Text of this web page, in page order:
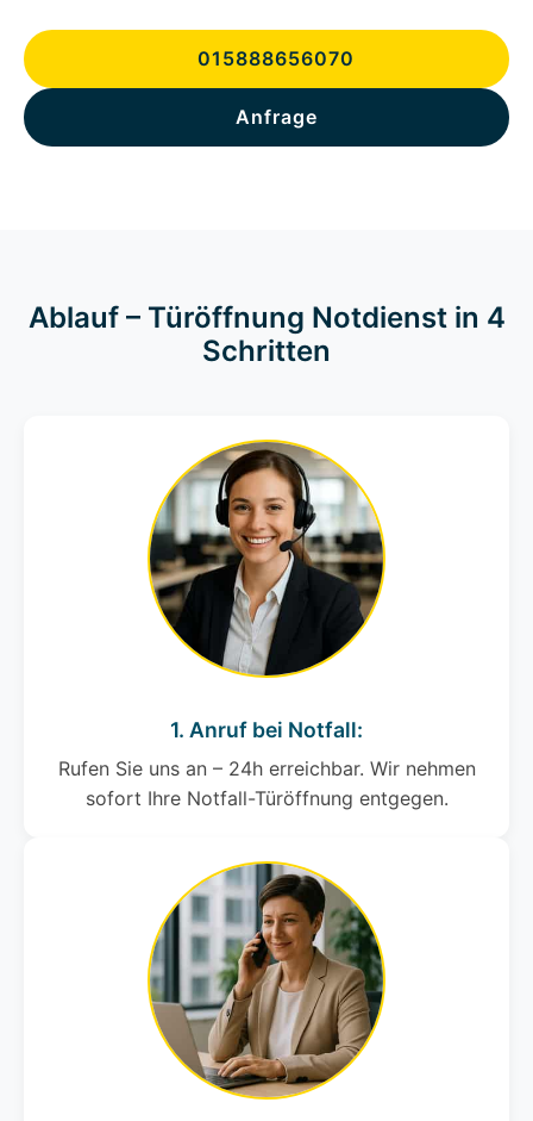
015888656070
Anfrage
Ablauf – Türöffnung Notdienst in 4
Schritten
1. Anruf bei Notfall:
Rufen Sie uns an – 24h erreichbar. Wir nehmen
sofort Ihre Notfall-Türöffnung entgegen.